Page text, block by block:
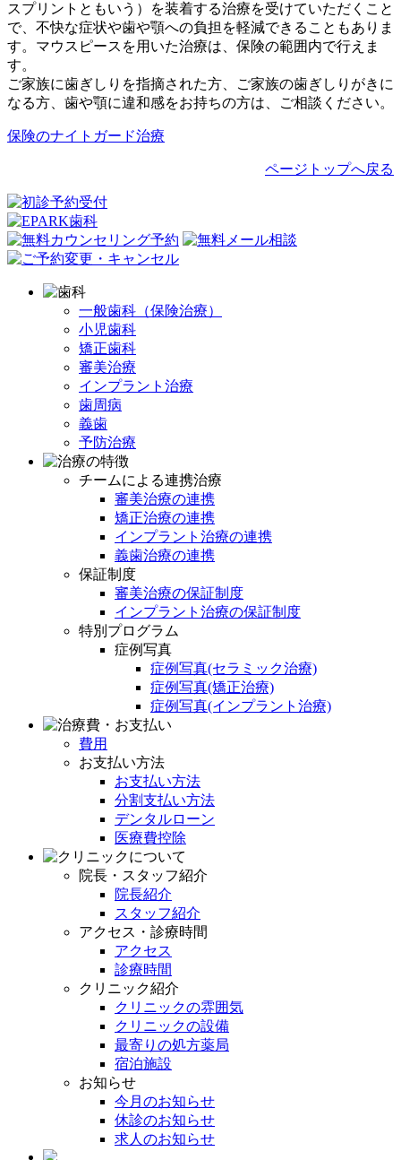
スプリントともいう）を装着する治療を受けていただくこと
で、不快な症状や歯や顎への負担を軽減できることもありま
す。マウスピースを用いた治療は、保険の範囲内で行えま
す。
ご家族に歯ぎしりを指摘された方、ご家族の歯ぎしりがきに
なる方、歯や顎に違和感をお持ちの方は、ご相談ください。
保険のナイトガード治療
ページトップへ戻る
一般歯科（保険治療）
小児歯科
矯正歯科
審美治療
インプラント治療
歯周病
義歯
予防治療
チームによる連携治療
審美治療の連携
矯正治療の連携
インプラント治療の連携
義歯治療の連携
保証制度
審美治療の保証制度
インプラント治療の保証制度
特別プログラム
症例写真
症例写真(セラミック治療)
症例写真(矯正治療)
症例写真(インプラント治療)
費用
お支払い方法
お支払い方法
分割支払い方法
デンタルローン
医療費控除
院長・スタッフ紹介
院長紹介
スタッフ紹介
アクセス・診療時間
アクセス
診療時間
クリニック紹介
クリニックの雰囲気
クリニックの設備
最寄りの処方薬局
宿泊施設
お知らせ
今月のお知らせ
休診のお知らせ
求人のお知らせ